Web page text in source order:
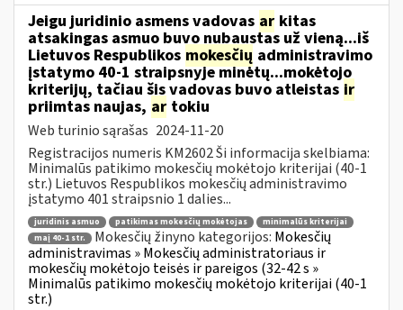
Jeigu juridinio asmens vadovas ar kitas
atsakingas asmuo buvo nubaustas už vieną...iš
Lietuvos Respublikos mokesčių administravimo
įstatymo 40-1 straipsnyje minėtų...mokėtojo
kriterijų, tačiau šis vadovas buvo atleistas ir
priimtas naujas, ar tokiu
Web turinio sąrašas 2024-11-20
Registracijos numeris KM2602 Ši informacija skelbiama:
Minimalūs patikimo mokesčių mokėtojo kriterijai (40-1
str.) Lietuvos Respublikos mokesčių administravimo
įstatymo 401 straipsnio 1 dalies...
juridinis asmuo patikimas mokesčių mokėtojas
minimalūs kriterijai
maį 40-1 str.
Mokesčių žinyno kategorijos: Mokesčių
administravimas » Mokesčių administratoriaus ir
mokesčių mokėtojo teisės ir pareigos (32-42 s »
Minimalūs patikimo mokesčių mokėtojo kriterijai (40-1
str.)